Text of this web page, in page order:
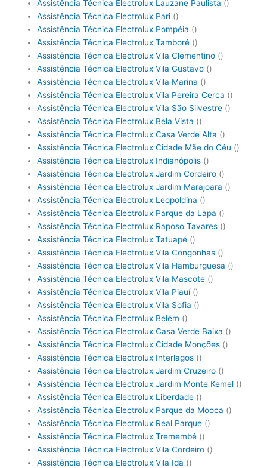
Assistência Técnica Electrolux Lauzane Paulista ()
Assistência Técnica Electrolux Pari ()
Assistência Técnica Electrolux Pompéia ()
Assistência Técnica Electrolux Tamboré ()
Assistência Técnica Electrolux Vila Clementino ()
Assistência Técnica Electrolux Vila Gustavo ()
Assistência Técnica Electrolux Vila Marina ()
Assistência Técnica Electrolux Vila Pereira Cerca ()
Assistência Técnica Electrolux Vila São Silvestre ()
Assistência Técnica Electrolux Bela Vista ()
Assistência Técnica Electrolux Casa Verde Alta ()
Assistência Técnica Electrolux Cidade Mãe do Céu ()
Assistência Técnica Electrolux Indianópolis ()
Assistência Técnica Electrolux Jardim Cordeiro ()
Assistência Técnica Electrolux Jardim Marajoara ()
Assistência Técnica Electrolux Leopoldina ()
Assistência Técnica Electrolux Parque da Lapa ()
Assistência Técnica Electrolux Raposo Tavares ()
Assistência Técnica Electrolux Tatuapé ()
Assistência Técnica Electrolux Vila Congonhas ()
Assistência Técnica Electrolux Vila Hamburguesa ()
Assistência Técnica Electrolux Vila Mascote ()
Assistência Técnica Electrolux Vila Piauí ()
Assistência Técnica Electrolux Vila Sofia ()
Assistência Técnica Electrolux Belém ()
Assistência Técnica Electrolux Casa Verde Baixa ()
Assistência Técnica Electrolux Cidade Monções ()
Assistência Técnica Electrolux Interlagos ()
Assistência Técnica Electrolux Jardim Cruzeiro ()
Assistência Técnica Electrolux Jardim Monte Kemel ()
Assistência Técnica Electrolux Liberdade ()
Assistência Técnica Electrolux Parque da Mooca ()
Assistência Técnica Electrolux Real Parque ()
Assistência Técnica Electrolux Tremembé ()
Assistência Técnica Electrolux Vila Cordeiro ()
Assistência Técnica Electrolux Vila Ida ()